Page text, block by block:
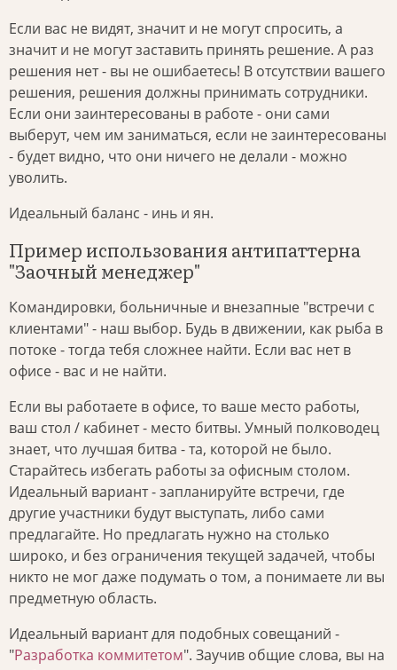
Если вас не видят, значит и не могут спросить, а
значит и не могут заставить принять решение. А раз
решения нет - вы не ошибаетесь! В отсутствии вашего
решения, решения должны принимать сотрудники.
Если они заинтересованы в работе - они сами
выберут, чем им заниматься, если не заинтересованы
- будет видно, что они ничего не делали - можно
уволить.
Идеальный баланс - инь и ян.
Пример использования антипаттерна
"Заочный менеджер"
Командировки, больничные и внезапные "встречи с
клиентами" - наш выбор. Будь в движении, как рыба в
потоке - тогда тебя сложнее найти. Если вас нет в
офисе - вас и не найти.
Если вы работаете в офисе, то ваше место работы,
ваш стол / кабинет - место битвы. Умный полководец
знает, что лучшая битва - та, которой не было.
Старайтесь избегать работы за офисным столом.
Идеальный вариант - запланируйте встречи, где
другие участники будут выступать, либо сами
предлагайте. Но предлагать нужно на столько
широко, и без ограничения текущей задачей, чтобы
никто не мог даже подумать о том, а понимаете ли вы
предметную область.
Идеальный вариант для подобных совещаний -
"Разработка коммитетом". Заучив общие слова, вы на